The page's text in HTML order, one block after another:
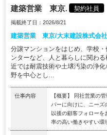
建築営業 東京. 契約社員
掲載終了日：2026/8/21
建築営業 東京/大末建設株式会社
分譲マンションをはじめ、学校
ンターなど、人と暮らしに関わ
近では耐震技術や土壌汚染の浄
野を中心とし...
仕事内容
【概要】 同社営業の
パーに向けに、ニーズ
以後の顧客フォローを
率の高い働きやすい環